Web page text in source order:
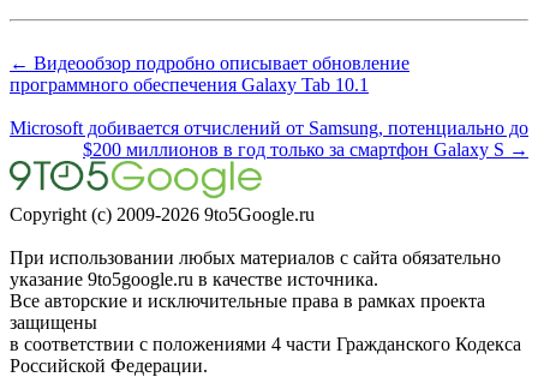
← Видеообзор подробно описывает обновление
программного обеспечения Galaxy Tab 10.1
Microsoft добивается отчислений от Samsung, потенциально до
$200 миллионов в год только за смартфон Galaxy S →
Copyright (c) 2009-2026 9to5Google.ru
При использовании любых материалов с сайта обязательно
указание 9to5google.ru в качестве источника.
Все авторские и исключительные права в рамках проекта
защищены
в соответствии с положениями 4 части Гражданского Кодекса
Российской Федерации.